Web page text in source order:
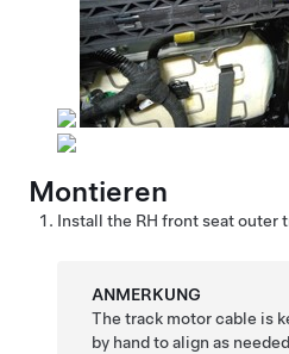
Montieren
Install the RH front seat outer
ANMERKUNG
The track motor cable is
by hand to align as